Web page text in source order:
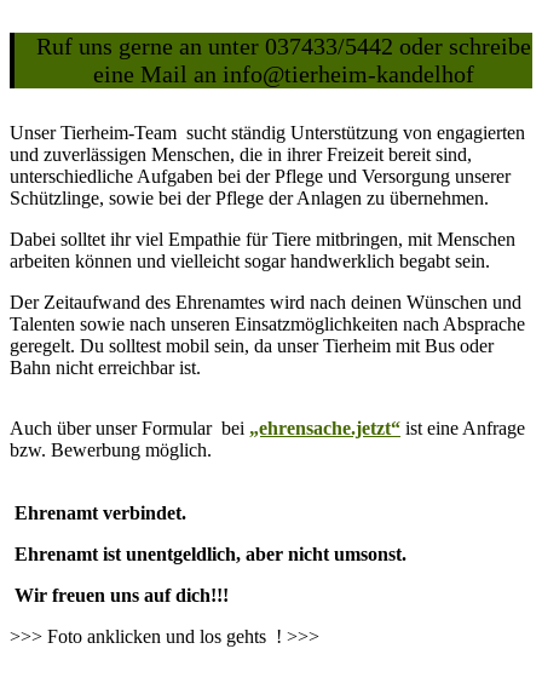
Ruf uns gerne an unter 037433/5442 oder schreibe
eine Mail an info@tierheim-kandelhof
Unser Tierheim-Team sucht ständig Unterstützung von engagierten
und zuverlässigen Menschen, die in ihrer Freizeit bereit sind,
unterschiedliche Aufgaben bei der Pflege und Versorgung unserer
Schützlinge, sowie bei der Pflege der Anlagen zu übernehmen.
Dabei solltet ihr viel Empathie für Tiere mitbringen, mit Menschen
arbeiten können und vielleicht sogar handwerklich begabt sein.
Der Zeitaufwand des Ehrenamtes wird nach deinen Wünschen und
Talenten sowie nach unseren Einsatzmöglichkeiten nach Absprache
geregelt. Du solltest mobil sein, da unser Tierheim mit Bus oder
Bahn nicht erreichbar ist.
Auch über unser Formular bei „ehrensache.jetzt“ ist eine Anfrage
bzw. Bewerbung möglich.
Ehrenamt verbindet.
Ehrenamt ist unentgeldlich, aber nicht umsonst.
Wir freuen uns auf dich!!!
>>> Foto anklicken und los gehts ! >>>